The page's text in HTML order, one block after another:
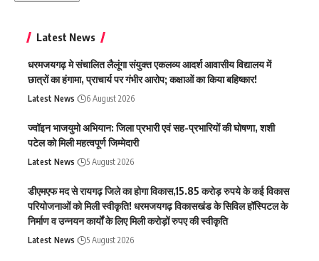
Latest News
धरमजयगढ़ मे संचालित लैलूंगा संयुक्त एकलव्य आदर्श आवासीय विद्यालय में
छात्रों का हंगामा, प्राचार्य पर गंभीर आरोप; कक्षाओं का किया बहिष्कार!
Latest News 6 August 2026
ज्वॉइन भाजयुमो अभियान: जिला प्रभारी एवं सह-प्रभारियों की घोषणा, शशी
पटेल को मिली महत्वपूर्ण जिम्मेदारी
Latest News 5 August 2026
डीएमएफ मद से रायगढ़ जिले का होगा विकास,15.85 करोड़ रुपये के कई विकास
परियोजनाओं को मिली स्वीकृति! धरमजयगढ़ विकासखंड के सिविल हॉस्पिटल के
निर्माण व उन्नयन कार्यों के लिए मिली करोड़ों रुपए की स्वीकृति
Latest News 5 August 2026